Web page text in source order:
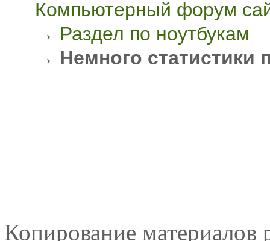
Компьютерный форум
→ Раздел по ноутбукам
→ Немного статистики
Копирование материалов